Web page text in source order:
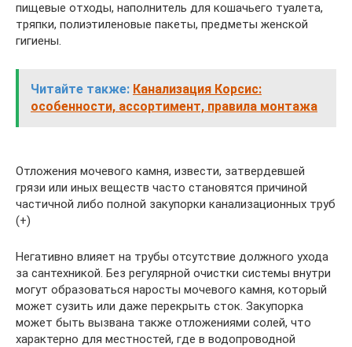
пищевые отходы, наполнитель для кошачьего туалета,
тряпки, полиэтиленовые пакеты, предметы женской
гигиены.
Читайте также: Канализация Корсис:
особенности, ассортимент, правила монтажа
Отложения мочевого камня, извести, затвердевшей
грязи или иных веществ часто становятся причиной
частичной либо полной закупорки канализационных труб
(+)
Негативно влияет на трубы отсутствие должного ухода
за сантехникой. Без регулярной очистки системы внутри
могут образоваться наросты мочевого камня, который
может сузить или даже перекрыть сток. Закупорка
может быть вызвана также отложениями солей, что
характерно для местностей, где в водопроводной